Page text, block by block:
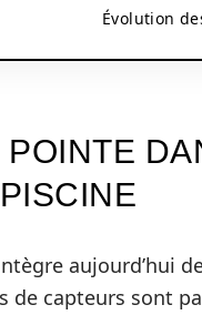
Évolution
aujourd’hui
de capteurs sont